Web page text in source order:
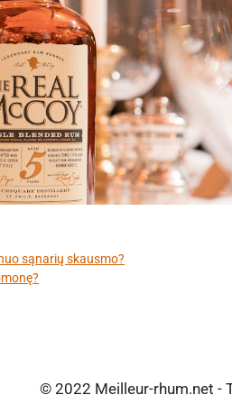
sąnarių skausmo?
© 2022 Meilleur-rhum.net -